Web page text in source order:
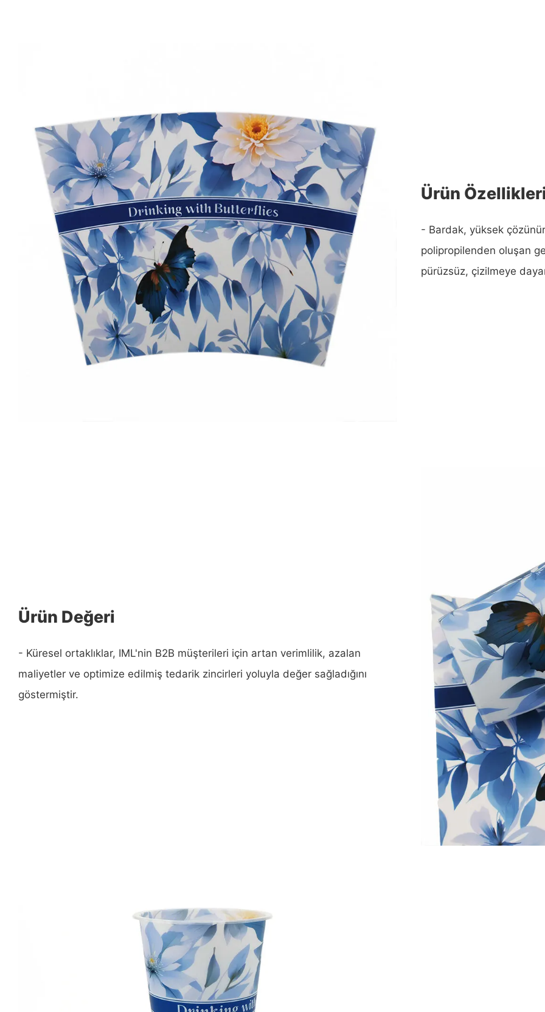
Ürün
- Bardak, yüksek
polipropilenden oluşan
pürüzsüz, çizilmeye
Ürün Değeri
- Küresel ortaklıklar, IML'nin B2B müşterileri için artan verimlilik, azalan
maliyetler ve optimize edilmiş tedarik zincirleri yoluyla değer sağladığını
göstermiştir.